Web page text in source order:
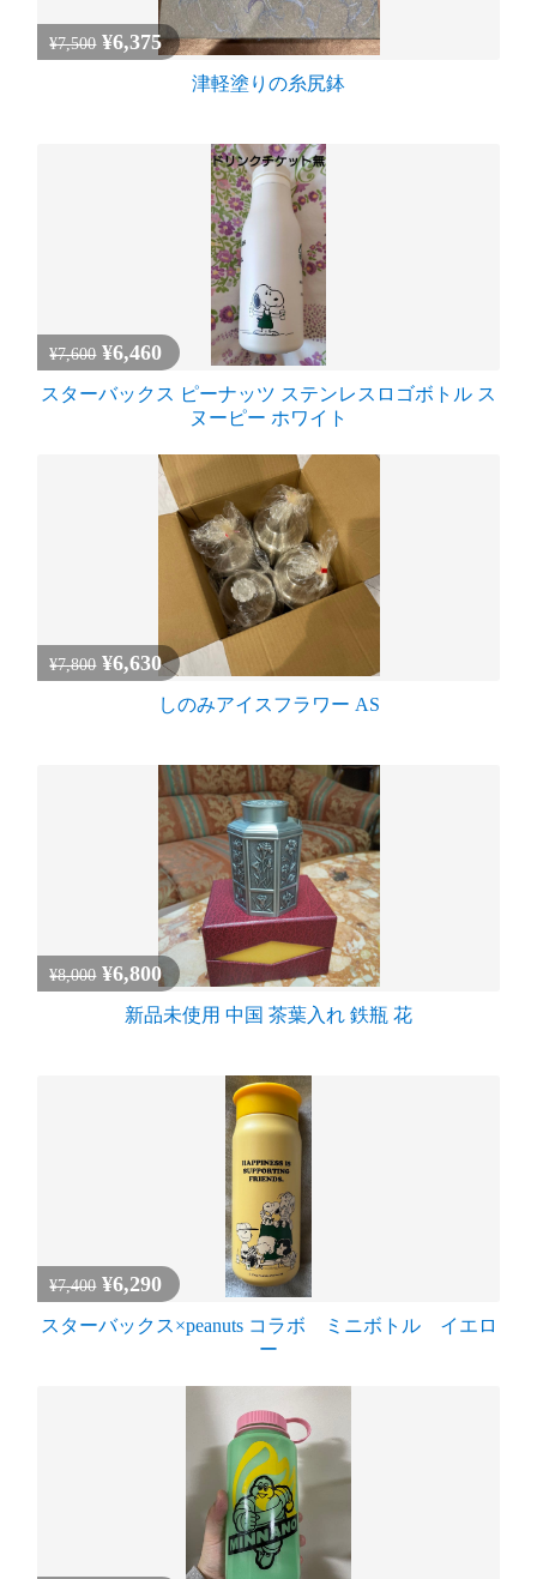
¥7,500 ¥6,375
津軽塗りの糸尻鉢
¥7,600 ¥6,460
スターバックス ピーナッツ ステンレスロゴボトル ス
ヌーピー ホワイト
¥7,800 ¥6,630
しのみアイスフラワー AS
¥8,000 ¥6,800
新品未使用 中国 茶葉入れ 鉄瓶 花
¥7,400 ¥6,290
スターバックス×peanuts コラボ ミニボトル イエロ
ー